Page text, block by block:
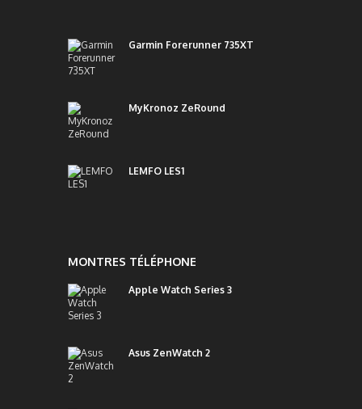
Garmin Forerunner 735XT
MyKronoz ZeRound
LEMFO LES1
MONTRES TÉLÉPHONE
Apple Watch Series 3
Asus ZenWatch 2